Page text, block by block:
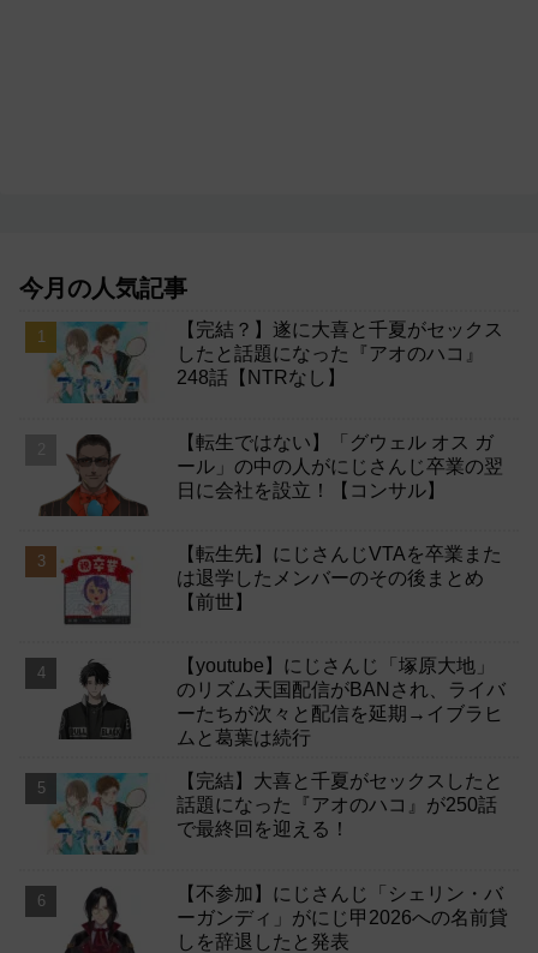
今月の人気記事
【完結？】遂に大喜と千夏がセックス
したと話題になった『アオのハコ』
248話【NTRなし】
【転生ではない】「グウェル オス ガ
ール」の中の人がにじさんじ卒業の翌
日に会社を設立！【コンサル】
【転生先】にじさんじVTAを卒業また
は退学したメンバーのその後まとめ
【前世】
【youtube】にじさんじ「塚原大地」
のリズム天国配信がBANされ、ライバ
ーたちが次々と配信を延期→イブラヒ
ムと葛葉は続行
【完結】大喜と千夏がセックスしたと
話題になった『アオのハコ』が250話
で最終回を迎える！
【不参加】にじさんじ「シェリン・バ
ーガンディ」がにじ甲2026への名前貸
しを辞退したと発表